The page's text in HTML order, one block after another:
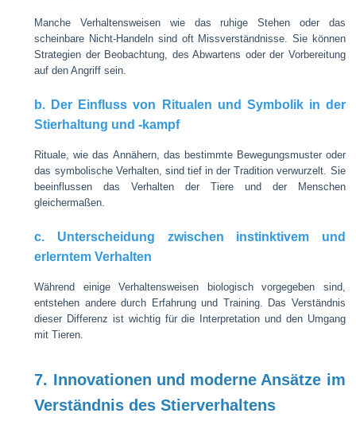
Manche Verhaltensweisen wie das ruhige Stehen oder das
scheinbare Nicht-Handeln sind oft Missverständnisse. Sie können
Strategien der Beobachtung, des Abwartens oder der Vorbereitung
auf den Angriff sein.
b. Der Einfluss von Ritualen und Symbolik in der
Stierhaltung und -kampf
Rituale, wie das Annähern, das bestimmte Bewegungsmuster oder
das symbolische Verhalten, sind tief in der Tradition verwurzelt. Sie
beeinflussen das Verhalten der Tiere und der Menschen
gleichermaßen.
c. Unterscheidung zwischen instinktivem und
erlerntem Verhalten
Während einige Verhaltensweisen biologisch vorgegeben sind,
entstehen andere durch Erfahrung und Training. Das Verständnis
dieser Differenz ist wichtig für die Interpretation und den Umgang
mit Tieren.
7. Innovationen und moderne Ansätze im
Verständnis des Stierverhaltens